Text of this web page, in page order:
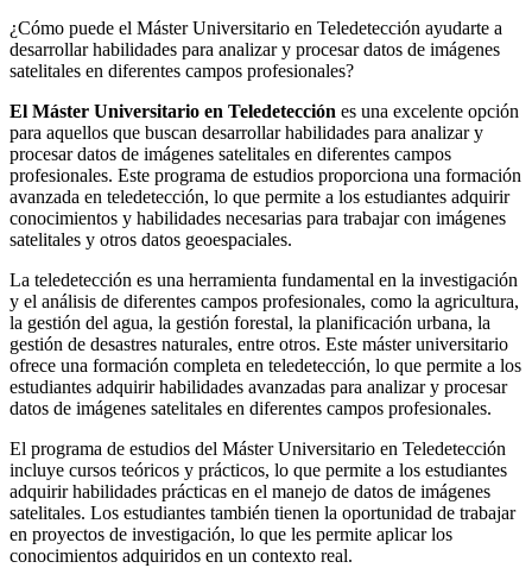
¿Cómo puede el Máster Universitario en Teledetección ayudarte a
desarrollar habilidades para analizar y procesar datos de imágenes
satelitales en diferentes campos profesionales?
El Máster Universitario en Teledetección es una excelente opción
para aquellos que buscan desarrollar habilidades para analizar y
procesar datos de imágenes satelitales en diferentes campos
profesionales. Este programa de estudios proporciona una formación
avanzada en teledetección, lo que permite a los estudiantes adquirir
conocimientos y habilidades necesarias para trabajar con imágenes
satelitales y otros datos geoespaciales.
La teledetección es una herramienta fundamental en la investigación
y el análisis de diferentes campos profesionales, como la agricultura,
la gestión del agua, la gestión forestal, la planificación urbana, la
gestión de desastres naturales, entre otros. Este máster universitario
ofrece una formación completa en teledetección, lo que permite a los
estudiantes adquirir habilidades avanzadas para analizar y procesar
datos de imágenes satelitales en diferentes campos profesionales.
El programa de estudios del Máster Universitario en Teledetección
incluye cursos teóricos y prácticos, lo que permite a los estudiantes
adquirir habilidades prácticas en el manejo de datos de imágenes
satelitales. Los estudiantes también tienen la oportunidad de trabajar
en proyectos de investigación, lo que les permite aplicar los
conocimientos adquiridos en un contexto real.